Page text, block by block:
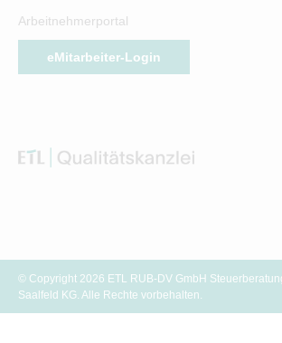
Arbeitnehmerportal
eMitarbeiter-Login
© Copyright 2026 ETL RUB-DV GmbH
Saalfeld KG. Alle Rechte vorbehalten.